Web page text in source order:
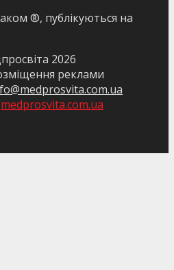
®, публікуються на
2026
реклами
medprosvita.com.ua